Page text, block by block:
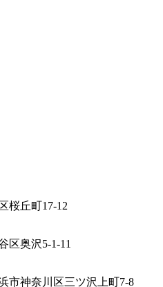
桜丘町17-12
区奥沢5-1-11
市神奈川区三ツ沢上町7-8